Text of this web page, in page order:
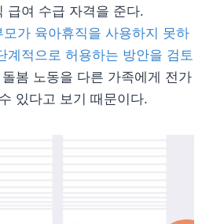
급여 수급 자격을 준다.
모가 육아휴직을 사용하지 못하
계적으로 허용하는 방안을 검토
봄 노동을 다른 가족에게 전가
있다고 보기 때문이다.